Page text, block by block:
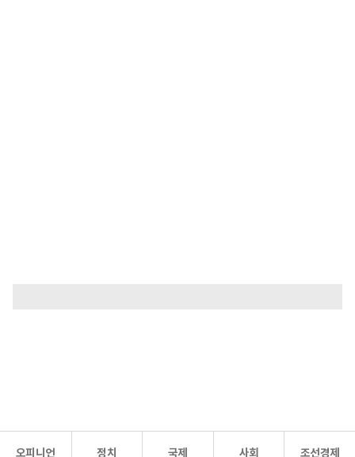
오피니언 정치 국제 사회 조선경제